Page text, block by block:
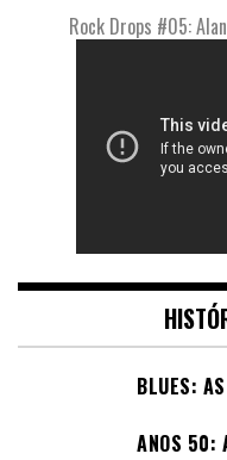
Rock Drops #05:
BLUES:
ANOS 50: